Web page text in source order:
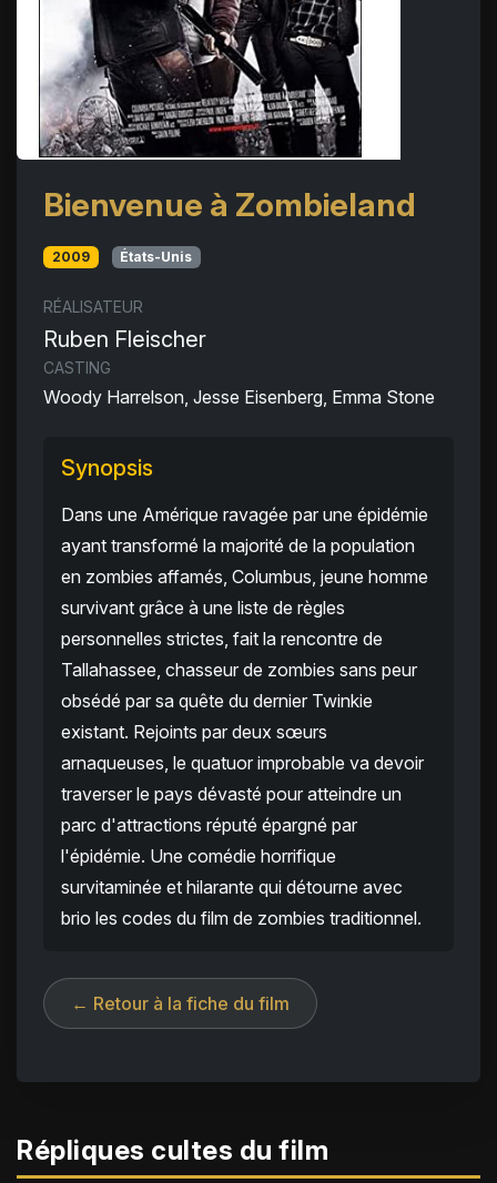
Bienvenue à Zombieland
2009 États-Unis
RÉALISATEUR
Ruben Fleischer
CASTING
Woody Harrelson, Jesse Eisenberg, Emma Stone
Synopsis
Dans une Amérique ravagée par une épidémie
ayant transformé la majorité de la population
en zombies affamés, Columbus, jeune homme
survivant grâce à une liste de règles
personnelles strictes, fait la rencontre de
Tallahassee, chasseur de zombies sans peur
obsédé par sa quête du dernier Twinkie
existant. Rejoints par deux sœurs
arnaqueuses, le quatuor improbable va devoir
traverser le pays dévasté pour atteindre un
parc d'attractions réputé épargné par
l'épidémie. Une comédie horrifique
survitaminée et hilarante qui détourne avec
brio les codes du film de zombies traditionnel.
← Retour à la fiche du film
Répliques cultes du film